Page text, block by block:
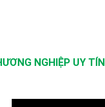
NGHIỆP UY TÍN